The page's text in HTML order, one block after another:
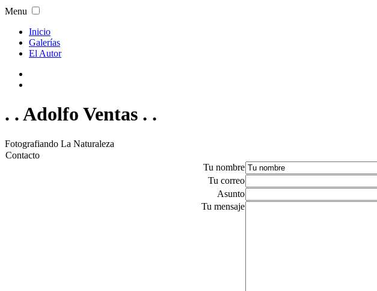
Menu
Inicio
Galerías
El Autor
. . Adolfo Ventas . .
Fotografiando La Naturaleza
Contacto
Tu nombre
Tu correo
Asunto
Tu mensaje